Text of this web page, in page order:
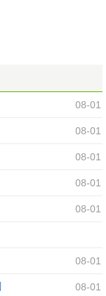
08-01
08-01
08-01
08-01
08-01
08-01
08-01